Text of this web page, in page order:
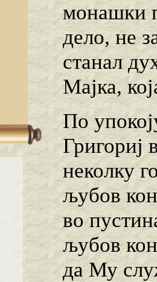
монашки
дело, не
станал
Мајка,
По
Григориј
неколку
љубов
во
љубов
да Му